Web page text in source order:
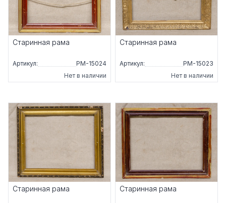
Старинная рама
Артикул:
РМ-15024
Нет в наличии
Старинная рама
Артикул:
РМ-15023
Нет в наличии
Старинная рама Старинная рама